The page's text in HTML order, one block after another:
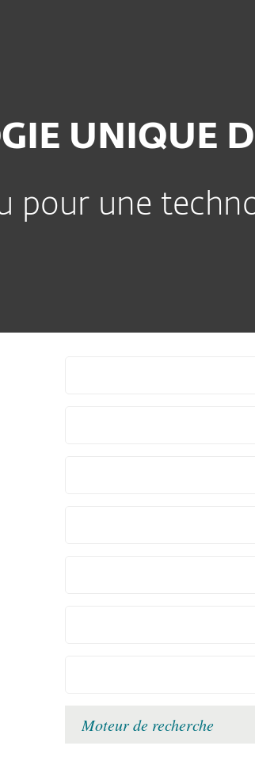
UNIQUE
pour une